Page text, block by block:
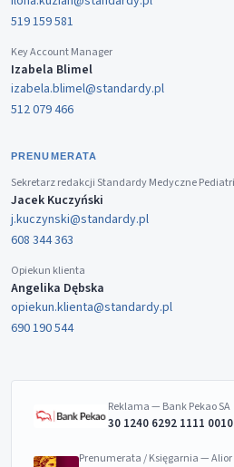
519 159 581
Key Account Manager
Izabela Blimel
izabela.blimel@standardy.pl
512 079 466
PRENUMERATA
Sekretarz redakcji Standardy Medyczne
Jacek Kuczyński
j.kuczynski@standardy.pl
608 344 363
Opiekun klienta
Angelika Dębska
opiekun.klienta@standardy.pl
690 190 544
Reklama — Bank Pekao SA
30 1240 6292 1111
Prenumerata / Księgarnia — Alior